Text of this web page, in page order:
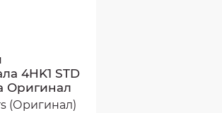
4HK1 STD
Оригинал
(Оригинал)